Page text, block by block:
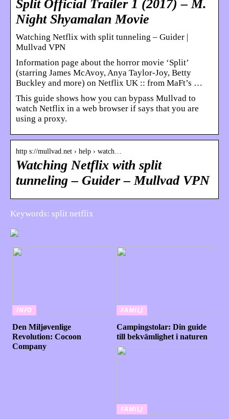
Split Official Trailer 1 (2017) – M.
Night Shyamalan Movie
Watching Netflix with split tunneling – Guider |
Mullvad VPN
Information page about the horror movie ‘Split’
(starring James McAvoy, Anya Taylor-Joy, Betty
Buckley and more) on Netflix UK :: from MaFt’s …
This guide shows how you can bypass Mullvad to
watch Netflix in a web browser if says that you are
using a proxy.
http s://mullvad.net › help › watch…
Watching Netflix with split
tunneling – Guider – Mullvad VPN
Keywords: split netflix
INFO
Den Miljøvenlige
Revolution: Cocoon
Company
FAMILJ
Campingstolar: Din guide
till bekvämlighet i naturen
FAMILJ